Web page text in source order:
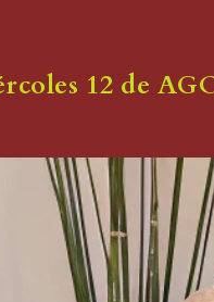
12 de